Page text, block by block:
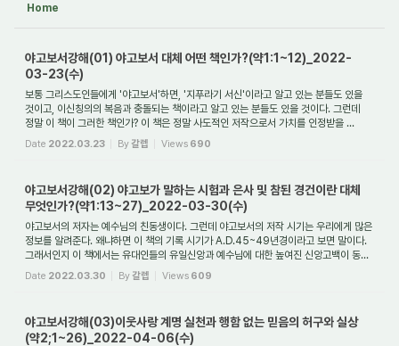
Home
야고보서강해(01) 야고보서 대체 어떤 책인가?(약1:1~12)_2022-
03-23(수)
보통 그리스도인들에게 '야고보서'하면, '지푸라기 서신'이라고 알고 있는 분들도 있을
것이고, 이신칭의의 복음과 충돌되는 책이라고 알고 있는 분들도 있을 것이다. 그런데
정말 이 책이 그러한 책인가? 이 책은 정말 사도적인 저작으로서 가치를 인정받을 ...
Date 2022.03.23 By갈렙 Views 690
야고보서강해(02) 야고보가 말하는 시험과 은사 및 참된 경건이란 대체
무엇인가?(약1:13~27)_2022-03-30(수)
야고보서의 저자는 예수님의 친동생이다. 그런데 야고보서의 저작 시기는 우리에게 많은
정보를 알려준다. 왜냐하면 이 책의 기록 시기가 A.D.45~49년경이라고 보면 말이다.
그래서인지 이 책에서는 유대인들의 유일신앙과 예수님에 대한 높여진 신앙고백이 동...
Date 2022.03.30 By갈렙 Views 609
야고보서강해(03)이웃사랑 계명 실천과 행함 없는 믿음의 허구와 실상
(약2;1~26)_2022-04-06(수)